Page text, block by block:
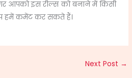
आपको इस रील्स को बनाने में किसी
हमें कमेंट कर सकते हैं।
Next Post →